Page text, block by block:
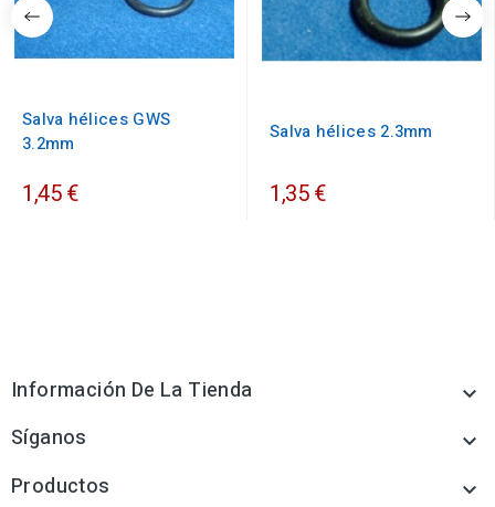
Salva hélices GWS
3.2mm
1,45 €
Salva hélices 2.3mm
1,35 €
Información De La Tienda 
Síganos 
Productos 